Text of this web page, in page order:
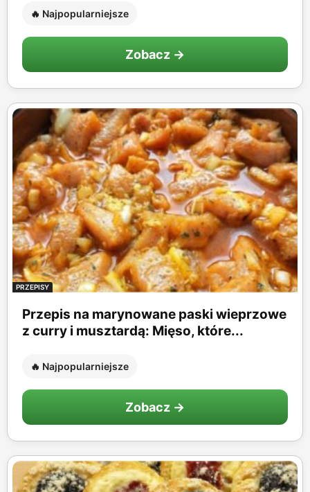
🔥 Najpopularniejsze
Zobacz →
PRZEPISY
Przepis na marynowane paski wieprzowe
z curry i musztardą: Mięso, które...
🔥 Najpopularniejsze
Zobacz →